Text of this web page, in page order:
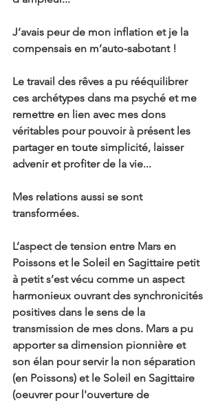
J’avais peur de mon inflation et je la
compensais en m’auto-sabotant !
Le travail des rêves a pu rééquilibrer
ces archétypes dans ma psyché et me
remettre en lien avec mes dons
véritables pour pouvoir à présent les
partager en toute simplicité, laisser
advenir et profiter de la vie...
Mes relations aussi se sont
transformées.
L’aspect de tension entre Mars en
Poissons et le Soleil en Sagittaire petit
à petit s’est vécu comme un aspect
harmonieux ouvrant des synchronicités
positives dans le sens de la
transmission de mes dons. Mars a pu
apporter sa dimension pionnière et
son élan pour servir la non séparation
(en Poissons) et le Soleil en Sagittaire
(oeuvrer pour l'ouverture de